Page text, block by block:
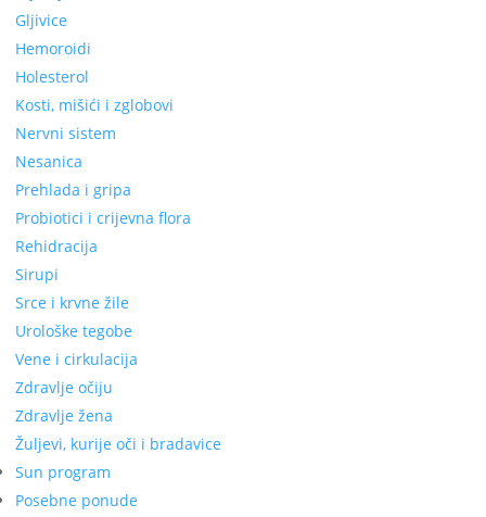
Gljivice
Hemoroidi
Holesterol
Kosti, mišići i zglobovi
Nervni sistem
Nesanica
Prehlada i gripa
Probiotici i crijevna flora
Rehidracija
Sirupi
Srce i krvne žile
Urološke tegobe
Vene i cirkulacija
Zdravlje očiju
Zdravlje žena
Žuljevi, kurije oči i bradavice
Sun program
Posebne ponude